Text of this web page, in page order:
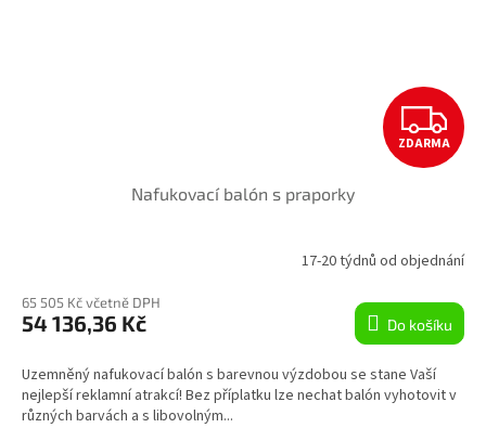
Z
D
R
M
A
ZDARMA
Nafukovací balón s praporky
17-20 týdnů od objednání
65 505 Kč včetně DPH
54 136,36 Kč Do košíku
Uzemněný nafukovací balón s barevnou výzdobou se stane Vaší
nejlepší reklamní atrakcí! Bez příplatku lze nechat balón vyhotovit v
různých barvách a s libovolným...